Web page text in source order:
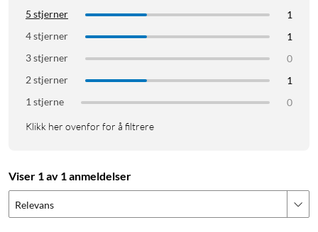
5 stjerner
1
4 stjerner
1
3 stjerner
0
2 stjerner
1
1 stjerne
0
Klikk her ovenfor for å filtrere
Viser 1 av 1 anmeldelser
Relevans